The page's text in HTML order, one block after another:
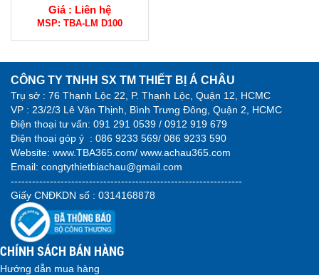
Giá : Liên hệ
MSP: TBA-LM D100
CÔNG TY TNHH SX TM THIẾT BỊ Á CHÂU
Trụ sở : 76 Thạnh Lộc 22, P. Thạnh Lộc, Quận 12, HCMC
VP : 23/2/3 Lê Văn Thịnh, Bình Trưng Đông, Quận 2, HCMC
Điện thoại tư vấn: 091 291 0539 / 0912 919 679
Điện thoại góp ý : 086 9233 569/ 086 9233 590
Website: www.TBA365.com/ www.achau365.com
Email: congtythietbiachau@gmail.com
-----------------------------------------------------------------
Giấy CNĐKDN số : 0314168878
CHÍNH SÁCH BÁN HÀNG
Hướng dẫn mua hàng